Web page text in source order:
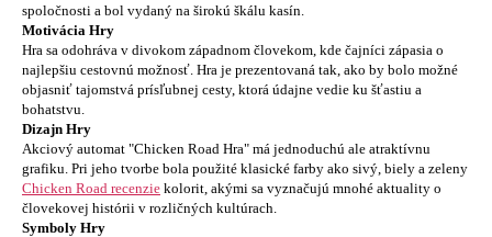
spoločnosti a bol vydaný na širokú škálu kasín.
Motivácia Hry
Hra sa odohráva v divokom západnom človekom, kde čajníci zápasia o
najlepšiu cestovnú možnosť. Hra je prezentovaná tak, ako by bolo možné
objasniť tajomstvá prísľubnej cesty, ktorá údajne vedie ku šťastiu a
bohatstvu.
Dizajn Hry
Akciový automat "Chicken Road Hra" má jednoduchú ale atraktívnu
grafiku. Pri jeho tvorbe bola použité klasické farby ako sivý, biely a zeleny
Chicken Road recenzie kolorit, akými sa vyznačujú mnohé aktuality o
človekovej histórii v rozličných kultúrach.
Symboly Hry